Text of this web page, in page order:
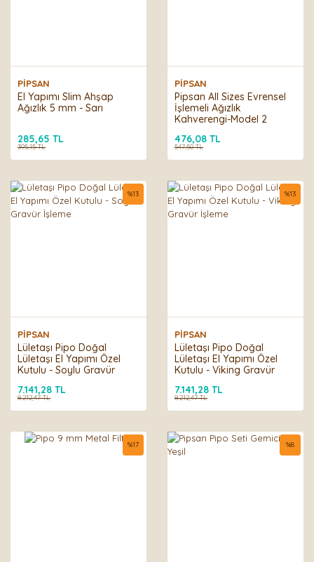
PİPSAN
El Yapımı Slim Ahşap
Ağızlık 5 mm - Sarı
285,65 TL
395,15 TL
PİPSAN
Pipsan All Sizes Evrensel
İşlemeli Ağızlık
Kahverengi-Model 2
476,08 TL
547,50 TL
PİPSAN
Lületaşı Pipo Doğal
Lületaşı El Yapımı Özel
Kutulu - Soylu Gravür
%13
7.141,28 TL
8.212,47 TL
PİPSAN
Lületaşı Pipo Doğal
Lületaşı El Yapımı Özel
Kutulu - Viking Gravür
%13
7.141,28 TL
8.212,47 TL
%17 %8